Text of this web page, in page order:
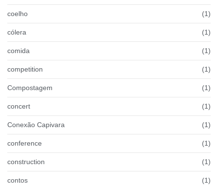
coelho (1)
cólera (1)
comida (1)
competition (1)
Compostagem (1)
concert (1)
Conexão Capivara (1)
conference (1)
construction (1)
contos (1)